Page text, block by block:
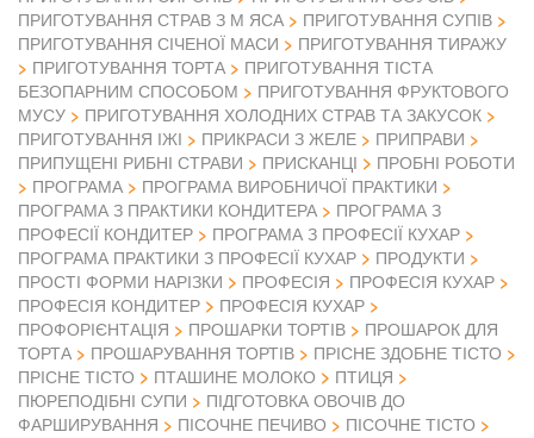
ПРИГОТУВАННЯ СТРАВ З М ЯСА
ПРИГОТУВАННЯ СУПІВ
ПРИГОТУВАННЯ СІЧЕНОЇ МАСИ
ПРИГОТУВАННЯ ТИРАЖУ
ПРИГОТУВАННЯ ТОРТА
ПРИГОТУВАННЯ ТІСТА
БЕЗОПАРНИМ СПОСОБОМ
ПРИГОТУВАННЯ ФРУКТОВОГО
МУСУ
ПРИГОТУВАННЯ ХОЛОДНИХ СТРАВ ТА ЗАКУСОК
ПРИГОТУВАННЯ ІЖІ
ПРИКРАСИ З ЖЕЛЕ
ПРИПРАВИ
ПРИПУЩЕНІ РИБНІ СТРАВИ
ПРИСКАНЦІ
ПРОБНІ РОБОТИ
ПРОГРАМА
ПРОГРАМА ВИРОБНИЧОЇ ПРАКТИКИ
ПРОГРАМА З ПРАКТИКИ КОНДИТЕРА
ПРОГРАМА З
ПРОФЕСІЇ КОНДИТЕР
ПРОГРАМА З ПРОФЕСІЇ КУХАР
ПРОГРАМА ПРАКТИКИ З ПРОФЕСІЇ КУХАР
ПРОДУКТИ
ПРОСТІ ФОРМИ НАРІЗКИ
ПРОФЕСІЯ
ПРОФЕСІЯ КУХАР
ПРОФЕСІЯ КОНДИТЕР
ПРОФЕСІЯ КУХАР
ПРОФОРІЄНТАЦІЯ
ПРОШАРКИ ТОРТІВ
ПРОШАРОК ДЛЯ
ТОРТА
ПРОШАРУВАННЯ ТОРТІВ
ПРІСНЕ ЗДОБНЕ ТІСТО
ПРІСНЕ ТІСТО
ПТАШИНЕ МОЛОКО
ПТИЦЯ
ПЮРЕПОДІБНІ СУПИ
ПІДГОТОВКА ОВОЧІВ ДО
ФАРШИРУВАННЯ
ПІСОЧНЕ ПЕЧИВО
ПІСОЧНЕ ТІСТО